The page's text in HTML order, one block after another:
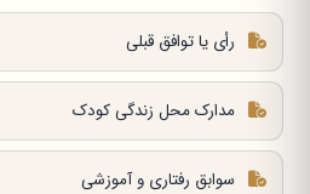
رأی یا توافق قبلی
مدارک محل زندگی کودک
سوابق رفتاری و آموزشی